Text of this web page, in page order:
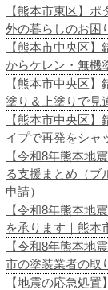
【熊本市東区】
外の暮らしのお困
【熊本市中央区
からケレン・無機
【熊本市中央区
塗り＆上塗りで見
【熊本市中央区
イプで再発をシャ
【令和8年熊本地
る支援まとめ（ブ
申請）
【令和8年熊本地
を承ります｜熊本
【令和8年熊本地
市の塗装業者の取
【地震の応急処